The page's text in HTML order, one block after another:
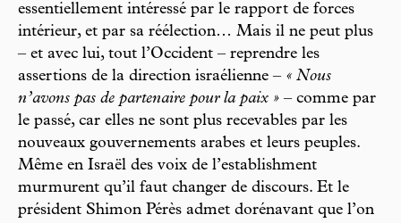
essentiellement intéressé par le rapport de forces
intérieur, et par sa réélection… Mais il ne peut plus
– et avec lui, tout l’Occident – reprendre les
assertions de la direction israélienne – « Nous
n’avons pas de partenaire pour la paix » – comme par
le passé, car elles ne sont plus recevables par les
nouveaux gouvernements arabes et leurs peuples.
Même en Israël des voix de l’establishment
murmurent qu’il faut changer de discours. Et le
président Shimon Pérès admet dorénavant que l’on